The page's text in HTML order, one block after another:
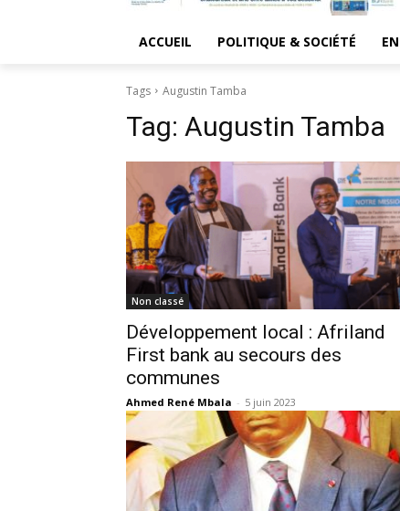
ACCUEIL POLITIQUE & SOCIÉTÉ
Tags Augustin Tamba
Tag: Augustin Tamba
Non classé
Développement local : Afriland
First bank au secours des
communes
Ahmed René Mbala - 5 juin 2023